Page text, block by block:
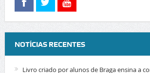
NOTÍCIAS RECENTES
Livro criado por alunos de Braga ensina a